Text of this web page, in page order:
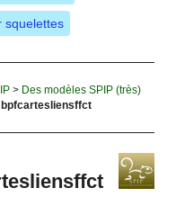
squelettes
> Des modèles SPIP (très)
bpfcartesliensffct